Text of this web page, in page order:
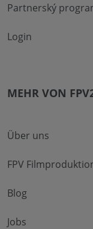
Partnerský
Login
MEHR VON
Über uns
FPV
Blog
Jobs